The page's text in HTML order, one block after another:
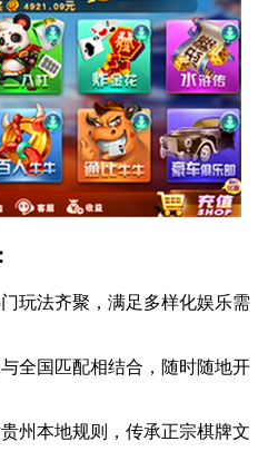
法齐聚，满足多样化娱乐需
国匹配相结合，随时随地开
本地规则，传承正宗棋牌文